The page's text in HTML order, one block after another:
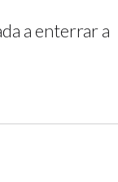
a enterrar a